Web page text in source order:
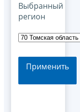
Выбранный
регион
Применить